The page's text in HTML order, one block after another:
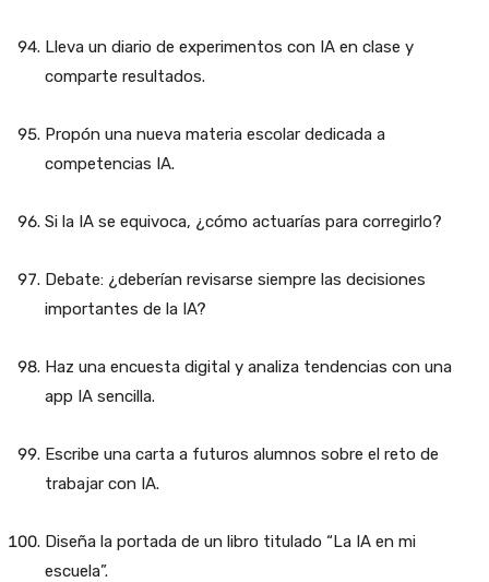
Lleva un diario de experimentos con IA en clase y
comparte resultados.
Propón una nueva materia escolar dedicada a
competencias IA.
Si la IA se equivoca, ¿cómo actuarías para corregirlo?
Debate: ¿deberían revisarse siempre las decisiones
importantes de la IA?
Haz una encuesta digital y analiza tendencias con una
app IA sencilla.
Escribe una carta a futuros alumnos sobre el reto de
trabajar con IA.
Diseña la portada de un libro titulado “La IA en mi
escuela”.